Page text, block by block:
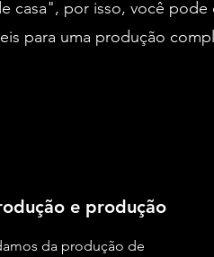
casa", por isso, você pode
para uma produção
e produção
da produção de